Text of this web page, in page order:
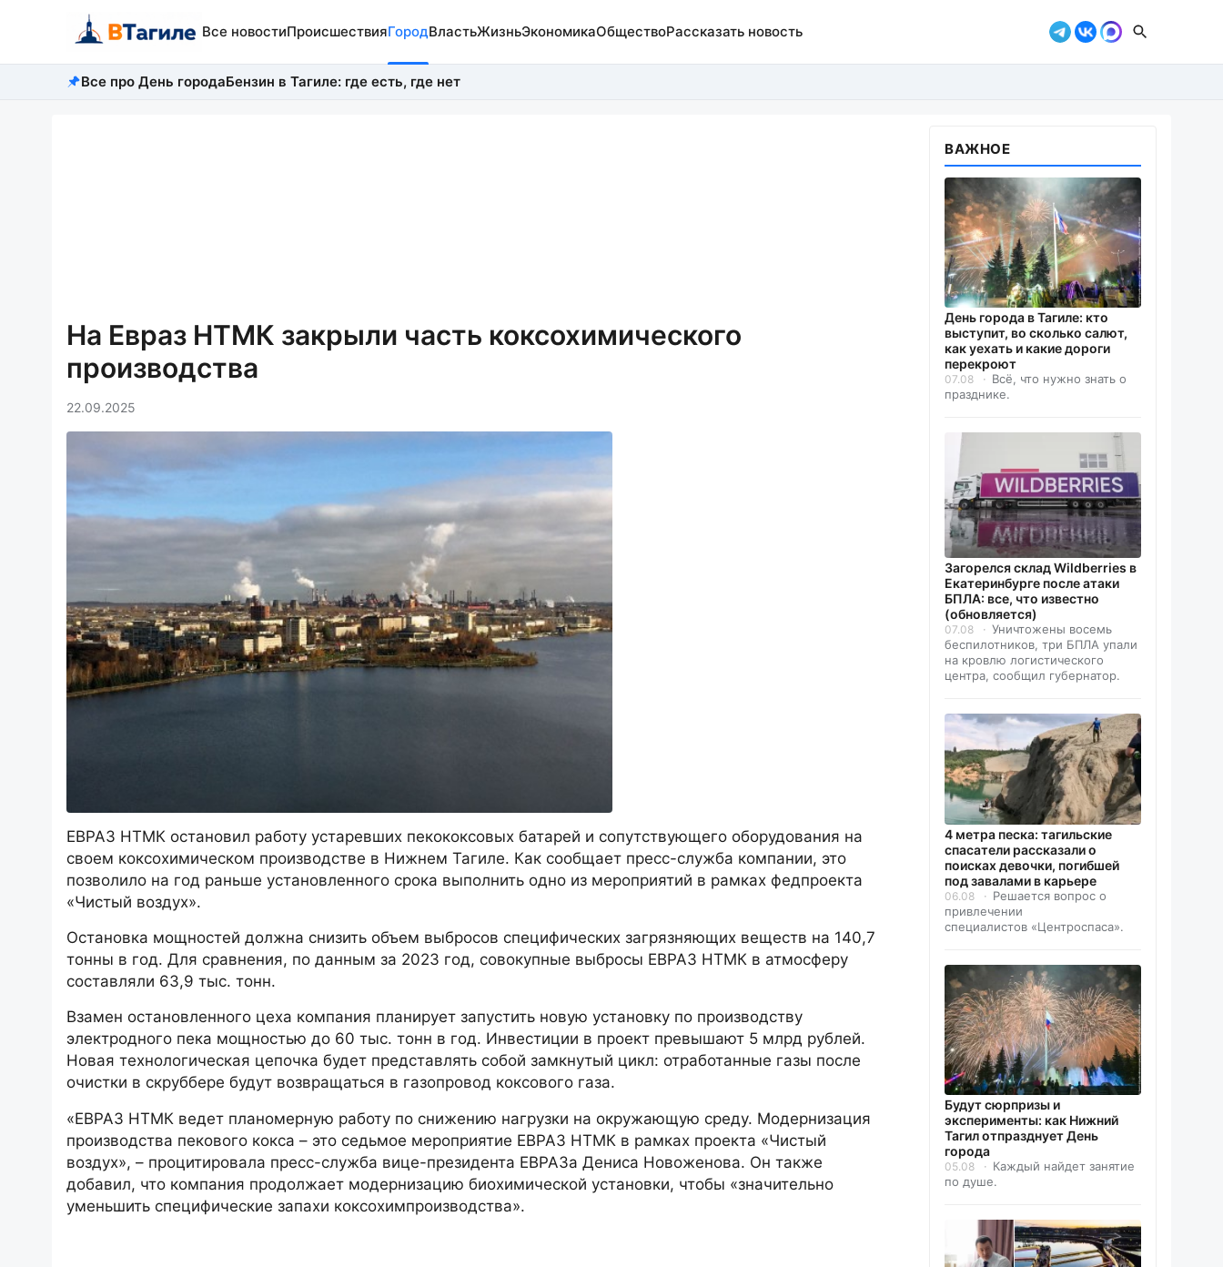
Все новостиПроисшествияГородВластьЖизньЭкономикаОбществоРассказать новость
Все про День городаБензин в Тагиле: где есть, где нет
На Евраз НТМК закрыли часть коксохимического
производства
22.09.2025
ЕВРАЗ НТМК остановил работу устаревших пекококсовых батарей и сопутствующего оборудования на
своем коксохимическом производстве в Нижнем Тагиле. Как сообщает пресс-служба компании, это
позволило на год раньше установленного срока выполнить одно из мероприятий в рамках федпроекта
«Чистый воздух».
Остановка мощностей должна снизить объем выбросов специфических загрязняющих веществ на 140,7
тонны в год. Для сравнения, по данным за 2023 год, совокупные выбросы ЕВРАЗ НТМК в атмосферу
составляли 63,9 тыс. тонн.
Взамен остановленного цеха компания планирует запустить новую установку по производству
электродного пека мощностью до 60 тыс. тонн в год. Инвестиции в проект превышают 5 млрд рублей.
Новая технологическая цепочка будет представлять собой замкнутый цикл: отработанные газы после
очистки в скруббере будут возвращаться в газопровод коксового газа.
«ЕВРАЗ НТМК ведет планомерную работу по снижению нагрузки на окружающую среду. Модернизация
производства пекового кокса – это седьмое мероприятие ЕВРАЗ НТМК в рамках проекта «Чистый
воздух», – процитировала пресс-служба вице-президента ЕВРАЗа Дениса Новоженова. Он также
добавил, что компания продолжает модернизацию биохимической установки, чтобы «значительно
уменьшить специфические запахи коксохимпроизводства».
ВАЖНОЕ
День города в Тагиле: кто
выступит, во сколько салют,
как уехать и какие дороги
перекроют
07.08
Всё, что нужно знать о
празднике.
Загорелся склад Wildberries в
Екатеринбурге после атаки
БПЛА: все, что известно
(обновляется)
07.08
Уничтожены восемь
беспилотников, три БПЛА упали
на кровлю логистического
центра, сообщил губернатор.
4 метра песка: тагильские
спасатели рассказали о
поисках девочки, погибшей
под завалами в карьере
06.08
Решается вопрос о
привлечении
специалистов «Центроспаса».
Будут сюрпризы и
эксперименты: как Нижний
Тагил отпразднует День
города
05.08
Каждый найдет занятие
по душе.